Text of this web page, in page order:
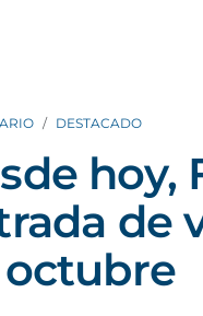
DESTACADO
de